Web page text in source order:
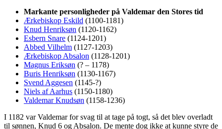
Markante personligheder på Valdemar den Stores tid
Ærkebiskop Eskild (1100-1181)
Knud Henriksøn (1120-1162)
Esbern Snare (1124-1201)
Abbed Vilhelm (1127-1203)
Ærkebiskop Absalon (1128-1201)
Magnus Eriksøn (? – 1178)
Buris Henriksøn (1130-1167)
Svend Aggesen (1145-?)
Niels af Aarhus (1150-1180)
Valdemar Knudsøn (1158-1236)
I 1182 var Valdemar for svag til at tage på togt, så det blev overladt
til sønnen, Knud 6 og Absalon. De mente dog ikke at kunne styre de